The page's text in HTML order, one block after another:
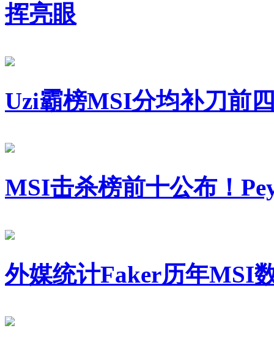
挥亮眼
Uzi霸榜MSI分均补刀前
MSI击杀榜前十公布！
外媒统计Faker历年MSI